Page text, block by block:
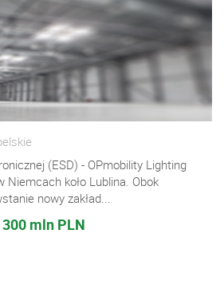
(ESD) - OPmobility Lighting
Niemcach koło Lublina. Obok
nowy zakład...
mln PLN